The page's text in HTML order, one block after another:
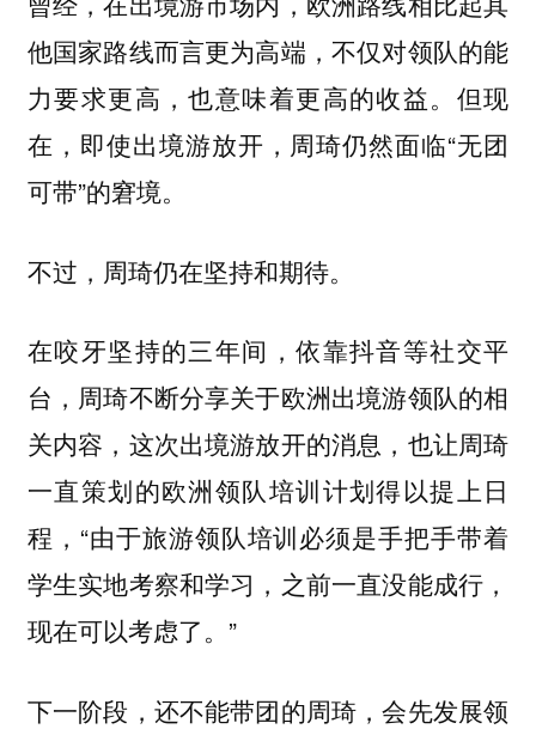
他国家路线而言更为高端，不仅对领队的能
力要求更高，也意味着更高的收益。但现
在，即使出境游放开，周琦仍然面临“无团
可带”的窘境。
不过，周琦仍在坚持和期待。
在咬牙坚持的三年间，依靠抖音等社交平
台，周琦不断分享关于欧洲出境游领队的相
关内容，这次出境游放开的消息，也让周琦
一直策划的欧洲领队培训计划得以提上日
程，“由于旅游领队培训必须是手把手带着
学生实地考察和学习，之前一直没能成行，
现在可以考虑了。”
下一阶段，还不能带团的周琦，会先发展领